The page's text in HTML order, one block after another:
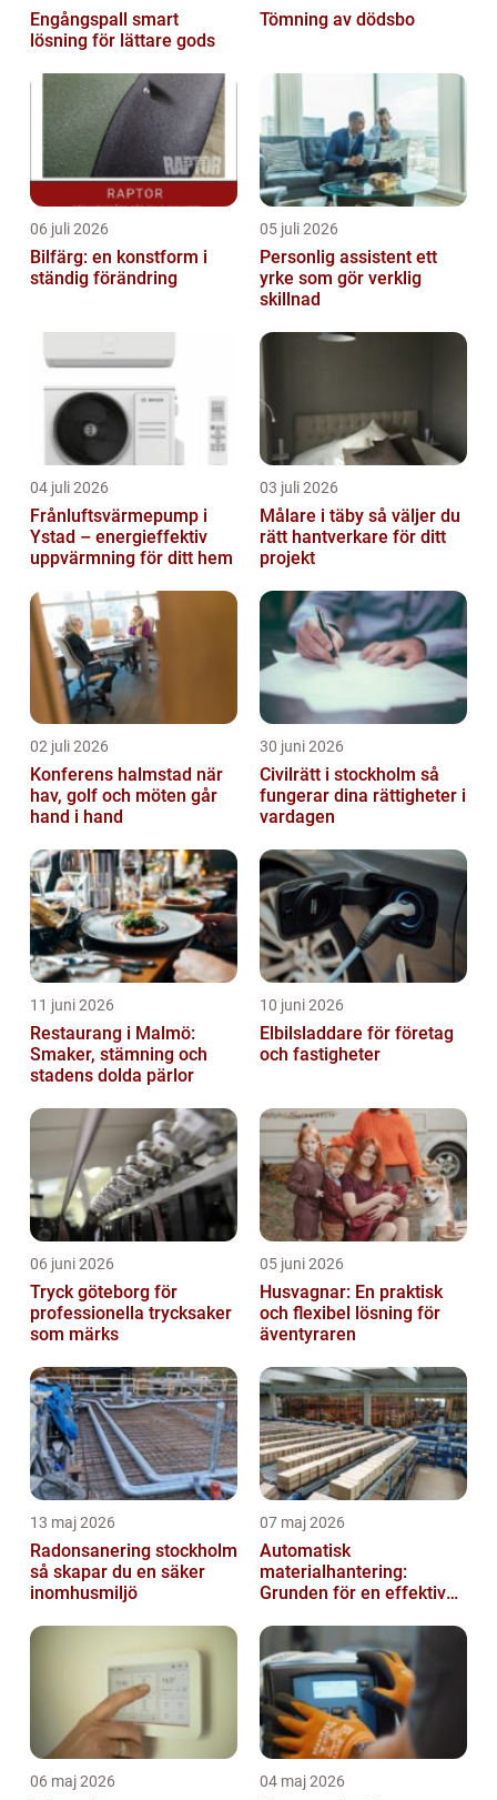
Engångspall smart
lösning för lättare gods
Tömning av dödsbo
06 juli 2026
Bilfärg: en konstform i
ständig förändring
05 juli 2026
Personlig assistent ett
yrke som gör verklig
skillnad
04 juli 2026
Frånluftsvärmepump i
Ystad – energieffektiv
uppvärmning för ditt hem
03 juli 2026
Målare i täby så väljer du
rätt hantverkare för ditt
projekt
02 juli 2026
Konferens halmstad när
hav, golf och möten går
hand i hand
30 juni 2026
Civilrätt i stockholm så
fungerar dina rättigheter i
vardagen
11 juni 2026
Restaurang i Malmö:
Smaker, stämning och
stadens dolda pärlor
10 juni 2026
Elbilsladdare för företag
och fastigheter
06 juni 2026
Tryck göteborg för
professionella trycksaker
som märks
05 juni 2026
Husvagnar: En praktisk
och flexibel lösning för
äventyraren
13 maj 2026
Radonsanering stockholm
så skapar du en säker
inomhusmiljö
07 maj 2026
Automatisk
materialhantering:
Grunden för en effektiv
06 maj 2026 04 maj 2026